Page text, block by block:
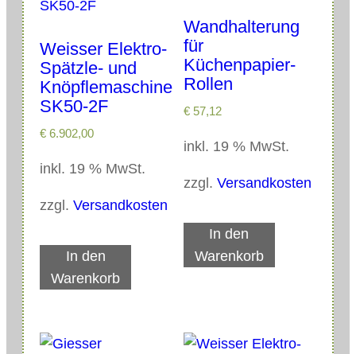
Weisser Elektro-
Spätzle- und
Knöpflemaschine
SK50-2F
€ 6.902,00
inkl. 19 % MwSt.
zzgl. Versandkosten
In den
Warenkorb
Wandhalterung
für
Küchenpapier-
Rollen
€57,12
inkl. 19 % MwSt.
zzgl. Versandkosten
In den
Warenkorb